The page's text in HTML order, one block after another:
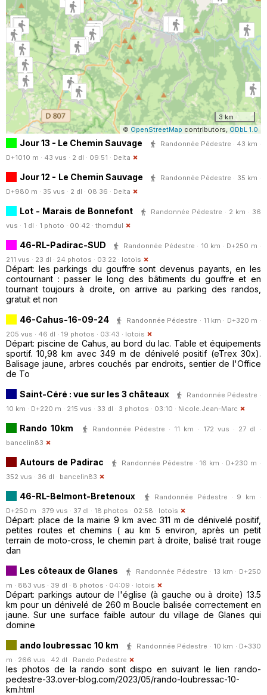
3 km
© OpenStreetMap contributors, ODbL 1.0
Jour 13 - Le Chemin Sauvage
Randonnée Pédestre · 43 km ·
D+1010 m · 43 vus · 2 dl · 09:51 · Delta
Jour 12 - Le Chemin Sauvage
Randonnée Pédestre · 35 km ·
D+980 m · 35 vus · 2 dl · 08:36 · Delta
Lot - Marais de Bonnefont
Randonnée Pédestre · 2 km · 36
vus · 1 dl · 1 photo · 00:42 · thomdul
46-RL-Padirac-SUD
Randonnée Pédestre · 10 km · D+250 m ·
211 vus · 23 dl · 24 photos · 03:22 · lotois
Départ: les parkings du gouffre sont devenus payants, en les
contournant : passer le long des bâtiments du gouffre et en
tournant toujours à droite, on arrive au parking des randos,
gratuit et non
46-Cahus-16-09-24
Randonnée Pédestre · 11 km · D+320 m ·
205 vus · 46 dl · 19 photos · 03:43 · lotois
Départ: piscine de Cahus, au bord du lac. Table et équipements
sportif. 10,98 km avec 349 m de dénivelé positif (eTrex 30x).
Balisage jaune, arbres couchés par endroits, sentier de l'Office
de To
Saint-Céré : vue sur les 3 châteaux
Randonnée Pédestre ·
10 km · D+220 m · 215 vus · 33 dl · 3 photos · 03:10 · Nicole.Jean-Marc
Rando 10km
Randonnée Pédestre · 11 km · 172 vus · 27 dl ·
bancelin83
Autours de Padirac
Randonnée Pédestre · 16 km · D+230 m ·
352 vus · 36 dl · bancelin83
46-RL-Belmont-Bretenoux
Randonnée Pédestre · 9 km ·
D+250 m · 379 vus · 37 dl · 18 photos · 02:58 · lotois
Départ: place de la mairie 9 km avec 311 m de dénivelé positif,
petites routes et chemins ( au km 5 environ, après un petit
terrain de moto-cross, le chemin part à droite, balisé trait rouge
dan
Les côteaux de Glanes
Randonnée Pédestre · 13 km · D+250
m · 883 vus · 39 dl · 8 photos · 04:09 · lotois
Départ: parkings autour de l'église (à gauche ou à droite) 13.5
km pour un dénivelé de 260 m Boucle balisée correctement en
jaune. Sur une surface faible autour du village de Glanes qui
domine
ando loubressac 10 km
Randonnée Pédestre · 10 km · D+330
m · 266 vus · 42 dl · Rando.Pedestre
les photos de la rando sont dispo en suivant le lien rando-
pedestre-33.over-blog.com/2023/05/rando-loubressac-10-
km.html